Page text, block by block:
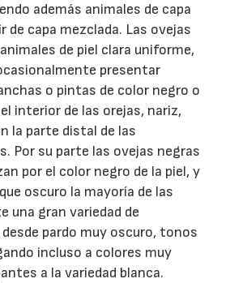
además animales de capa
de capa mezclada. Las ovejas
de piel clara uniforme,
presentar
o pintas de color negro o
interior de las orejas, nariz,
la parte distal de las
Por su parte las ovejas negras
por el color negro de la piel, y
oscuro la mayoría de las
una gran variedad de
pardo muy oscuro, tonos
incluso a colores muy
a la variedad blanca.